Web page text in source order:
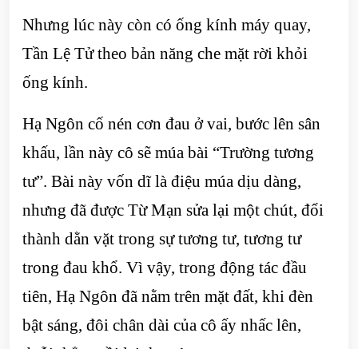
Nhưng lúc này còn có ống kính máy quay,
Tần Lệ Tử theo bản năng che mặt rời khỏi
ống kính.
Hạ Ngôn cố nén cơn đau ở vai, bước lên sân
khấu, lần này cô sẽ múa bài “Trường tương
tư”. Bài này vốn dĩ là điệu múa dịu dàng,
nhưng đã được Từ Mạn sửa lại một chút, đổi
thành dằn vặt trong sự tương tư, tương tư
trong đau khổ. Vì vậy, trong động tác đầu
tiên, Hạ Ngôn đã nằm trên mặt đất, khi đèn
bật sáng, đôi chân dài của cô ấy nhấc lên,